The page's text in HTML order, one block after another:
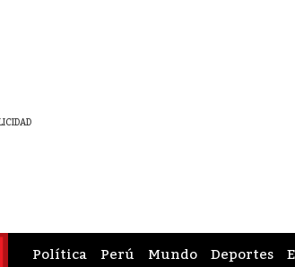
Política Perú Mundo Deportes